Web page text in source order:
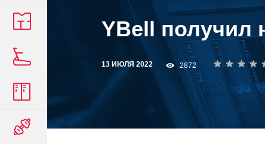
YBell получил
13 ИЮЛЯ 2022 2872